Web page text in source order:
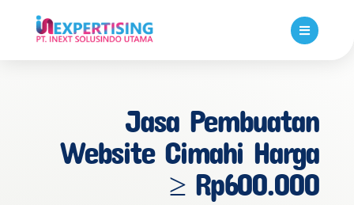

Jasa Pembuatan
Website Cimahi Harga
≥ Rp600.000